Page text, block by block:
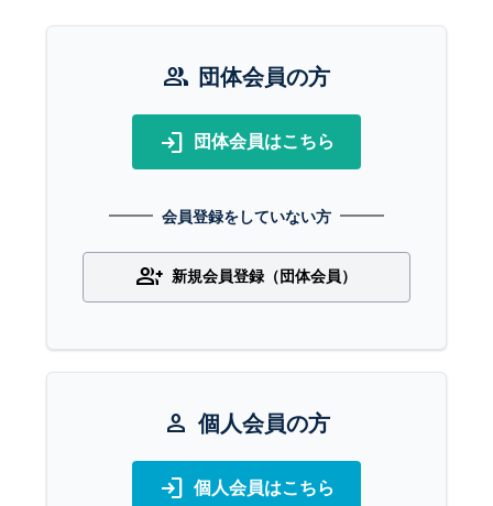
group 団体会員の方
login 団体会員はこちら
会員登録をしていない方
group_add 新規会員登録（団体会員）
person 個人会員の方
login 個人会員はこちら